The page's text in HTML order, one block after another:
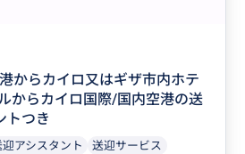
からカイロ又はギザ市内ホテ
からカイロ国際/国内空港の送
トつき
迎アシスタント 送迎サービス